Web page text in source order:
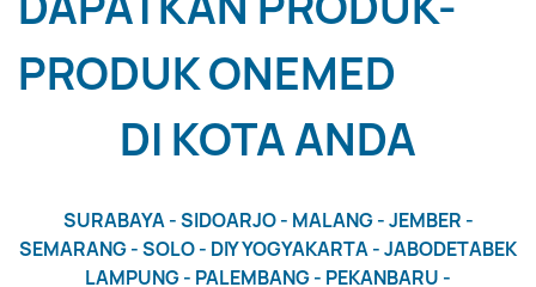
PRODUK ONEMED
DI KOTA ANDA
SURABAYA - SIDOARJO - MALANG - JEMBER -
SEMARANG - SOLO - DIY YOGYAKARTA - JABODETABEK
LAMPUNG - PALEMBANG - PEKANBARU -